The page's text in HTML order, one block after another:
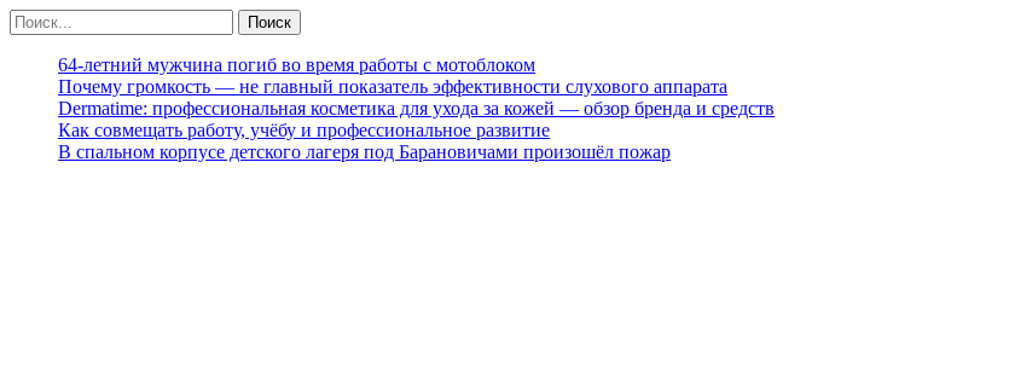
64-летний мужчина погиб во время работы с мотоблоком
Почему громкость — не главный показатель эффективности слухового аппарата
Dermatime: профессиональная косметика для ухода за кожей — обзор бренда и средств
Как совмещать работу, учёбу и профессиональное развитие
В спальном корпусе детского лагеря под Барановичами произошёл пожар